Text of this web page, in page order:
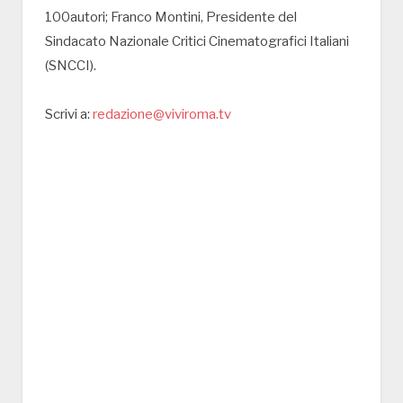
100autori; Franco Montini, Presidente del
Sindacato Nazionale Critici Cinematografici Italiani
(SNCCI).
Scrivi a: redazione@viviroma.tv